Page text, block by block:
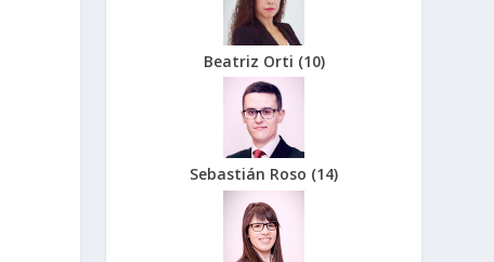
Beatriz Orti (10)
Sebastián Roso (14)